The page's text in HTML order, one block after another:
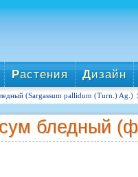
Растения Дизайн
(Sargassum pallidum (Turn.) Ag.)
бледный